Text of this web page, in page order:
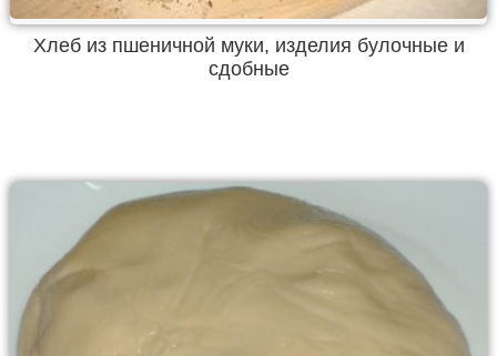
Хлеб из пшеничной муки, изделия булочные и
сдобные